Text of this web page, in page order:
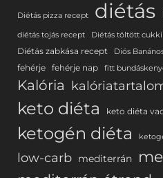
Diétás pizza recept diétás
diétás tojás recept Diétás töltött
Diétás zabkása recept Diós
fehérje fehérje nap fitt
Kalória
keto diéta keto diéta
ketogén diéta
low-carb mediterrán